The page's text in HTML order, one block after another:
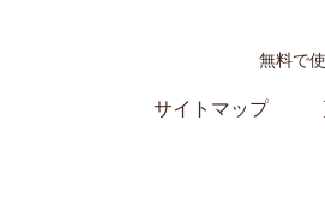
無料で
サイトマップ